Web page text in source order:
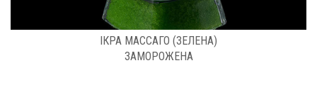
РОЗФАСОВКА: 0.5 КГ
ІКРА МАССАГО (ЗЕЛЕНА)
ЗАМОРОЖЕНА